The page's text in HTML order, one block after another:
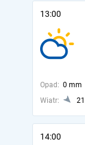
13:00
Opad: 0 mm
Wiatr:
14:00